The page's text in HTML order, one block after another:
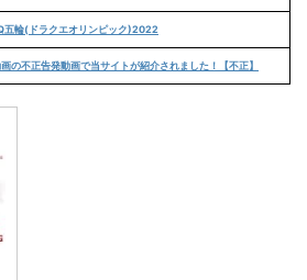
五輪(ドラクエオリンピック)2022
の不正告発動画で当サイトが紹介されました！【不正】